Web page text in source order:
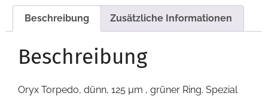
Beschreibung Zusätzliche Informationen
Beschreibung
Oryx Torpedo, dünn, 125 µm , grüner Ring. Spezial